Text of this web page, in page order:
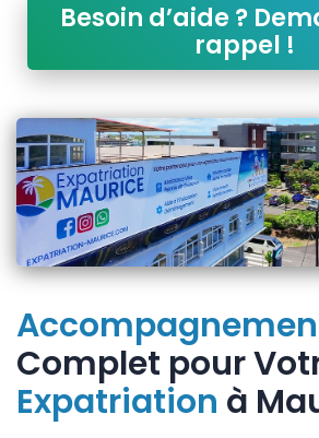
Besoin d’aide ?
rappel !
Complet pour
Expatriation à